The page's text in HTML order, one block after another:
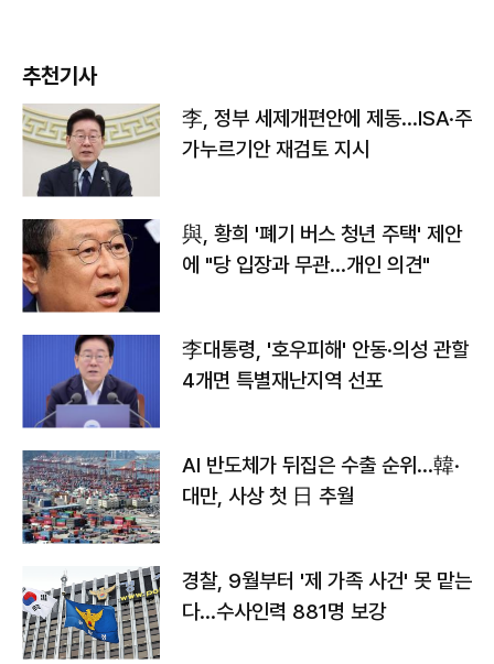
추천기사
李, 정부 세제개편안에 제동…ISA·주
가누르기안 재검토 지시
與, 황희 '폐기 버스 청년 주택' 제안
에 "당 입장과 무관…개인 의견"
李대통령, '호우피해' 안동·의성 관할
4개면 특별재난지역 선포
AI 반도체가 뒤집은 수출 순위…韓·
대만, 사상 첫 日 추월
경찰, 9월부터 '제 가족 사건' 못 맡는
다…수사인력 881명 보강